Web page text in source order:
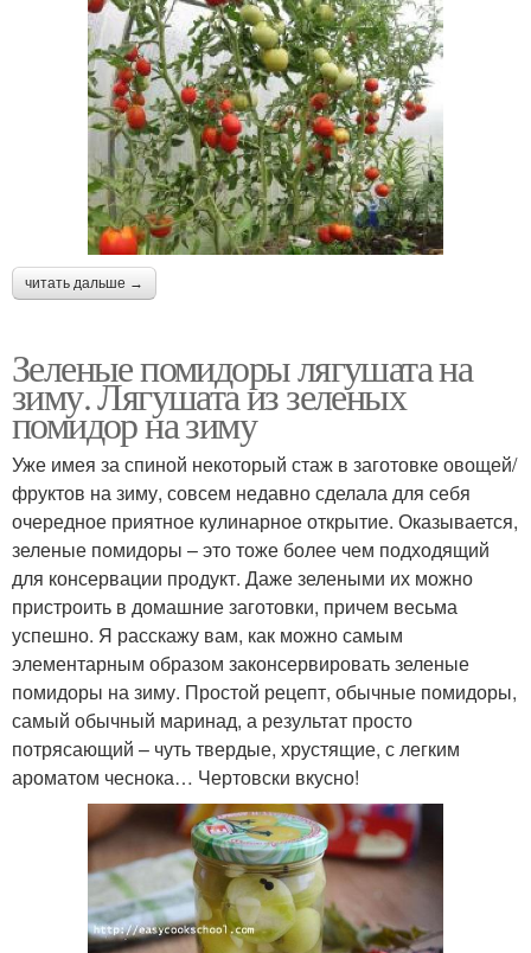
читать дальше →
Зеленые помидоры лягушата на
зиму. Лягушата из зеленых
помидор на зиму
Уже имея за спиной некоторый стаж в заготовке овощей/
фруктов на зиму, совсем недавно сделала для себя
очередное приятное кулинарное открытие. Оказывается,
зеленые помидоры – это тоже более чем подходящий
для консервации продукт. Даже зелеными их можно
пристроить в домашние заготовки, причем весьма
успешно. Я расскажу вам, как можно самым
элементарным образом законсервировать зеленые
помидоры на зиму. Простой рецепт, обычные помидоры,
самый обычный маринад, а результат просто
потрясающий – чуть твердые, хрустящие, с легким
ароматом чеснока… Чертовски вкусно!